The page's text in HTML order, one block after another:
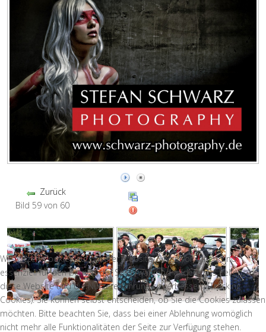
Zurück
Bild 59 von 60
Wir nutzen Cookies auf unserer Website. Einige von ihnen sind
essenziell für den Betrieb der Seite, während andere uns helfen,
diese Website und die Nutzererfahrung zu verbessern (Tracking
Cookies). Sie können selbst entscheiden, ob Sie die Cookies zulassen
möchten. Bitte beachten Sie, dass bei einer Ablehnung womöglich
nicht mehr alle Funktionalitäten der Seite zur Verfügung stehen.